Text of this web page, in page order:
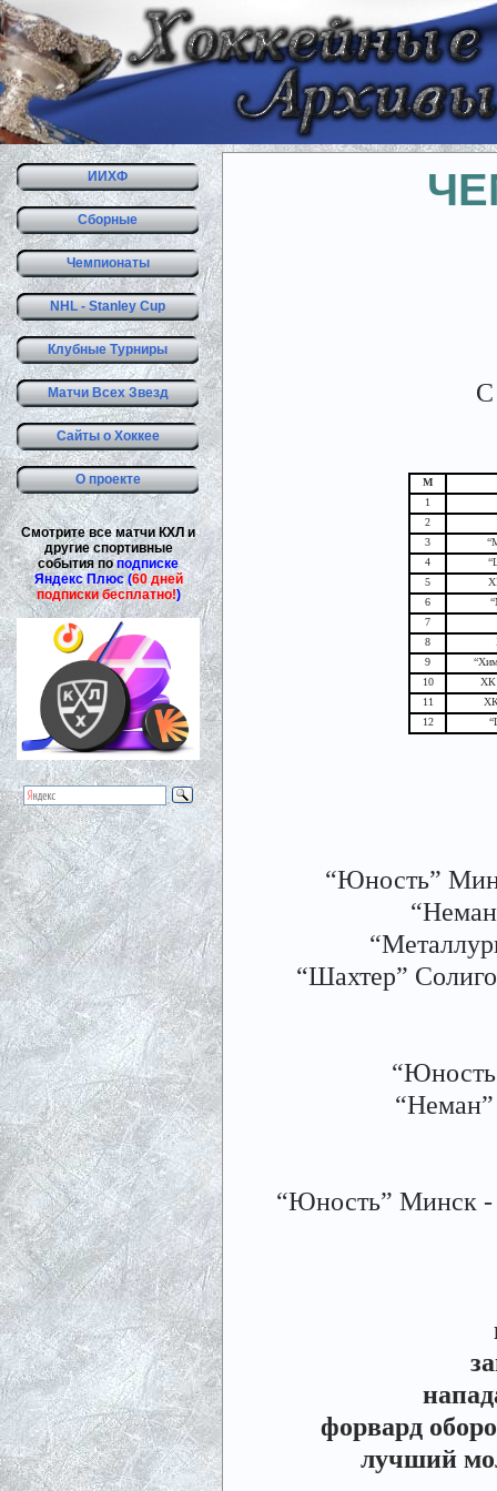
ИИХФ
Сборные
Чемпионаты
NHL - Stanley Cup
Клубные Турниры
Матчи Всех Звезд
Сайты о Хоккее
О проекте
Смотрите все матчи КХЛ и
другие спортивные
события поподписке
Яндекс Плюс (60 дней
подписки бесплатно!)
С
М
1
2
3
4
5
6
7
8
9
10
ХК
11
ХК
12
“Юность”
“Шахтер”
“Юность” Минск -
форвард
лучший